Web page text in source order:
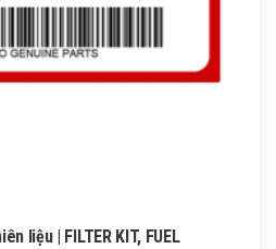
liệu | FILTER KIT, FUEL